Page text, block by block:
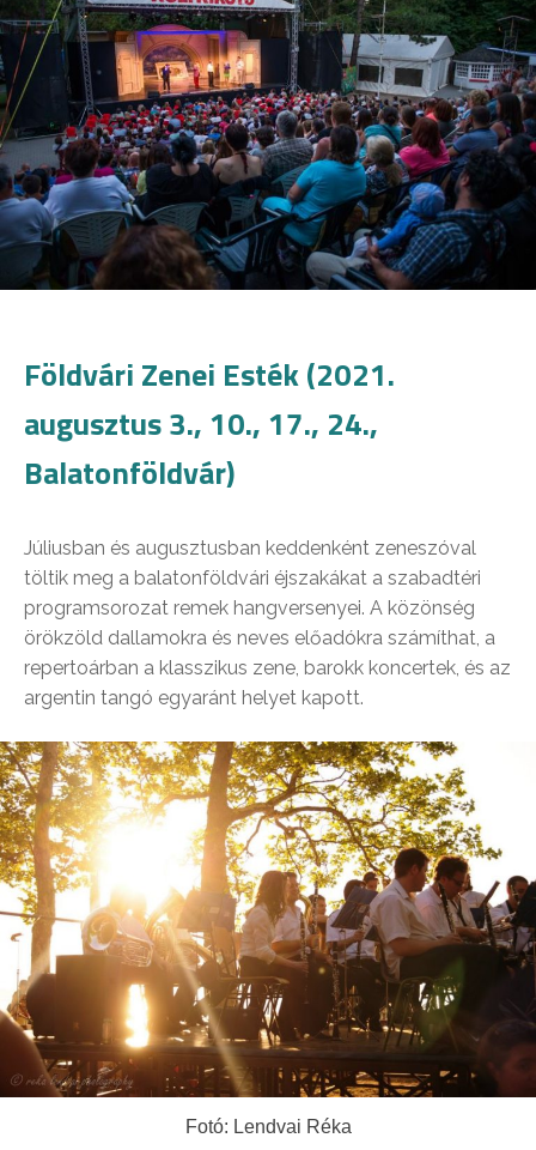
Földvári Zenei Esték (2021.
augusztus 3., 10., 17., 24.,
Balatonföldvár)
Júliusban és augusztusban keddenként zeneszóval
töltik meg a balatonföldvári éjszakákat a szabadtéri
programsorozat remek hangversenyei. A közönség
örökzöld dallamokra és neves előadókra számíthat, a
repertoárban a klasszikus zene, barokk koncertek, és az
argentin tangó egyaránt helyet kapott.
Fotó: Lendvai Réka